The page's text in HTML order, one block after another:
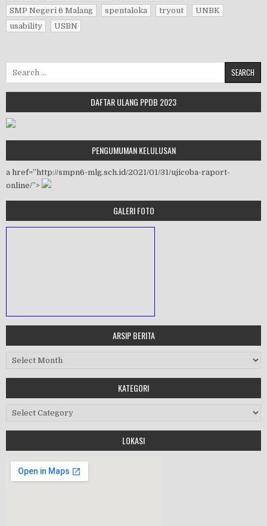
SMP Negeri 6 Malang
spentaloka tryout
UNBK
usability
USBN
DAFTAR ULANG PPDB 2023
PENGUMUMAN KELULUSAN
a href=”http://smpn6-mlg.sch.id/2021/01/31/ujicoba-raport-
online/”>
GALERI FOTO
Workshop Perangkat 2019
HALAL BIHALAL
ARSIP BERITA
Arsip Berita
KATEGORI
Kategori
LOKASI